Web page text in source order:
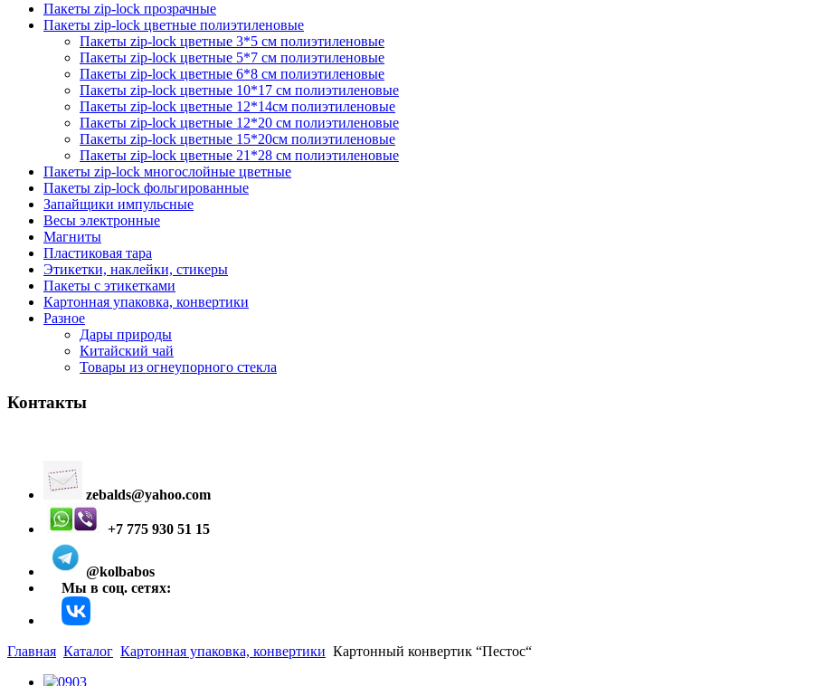
Пакеты zip-lock прозрачные
Пакеты zip-lock цветные полиэтиленовые
Пакеты zip-lock цветные 3*5 см полиэтиленовые
Пакеты zip-lock цветные 5*7 см полиэтиленовые
Пакеты zip-lock цветные 6*8 см полиэтиленовые
Пакеты zip-lock цветные 10*17 см полиэтиленовые
Пакеты zip-lock цветные 12*14см полиэтиленовые
Пакеты zip-lock цветные 12*20 см полиэтиленовые
Пакеты zip-lock цветные 15*20см полиэтиленовые
Пакеты zip-lock цветные 21*28 см полиэтиленовые
Пакеты zip-lock многослойные цветные
Пакеты zip-lock фольгированные
Запайщики импульсные
Весы электронные
Магниты
Пластиковая тара
Этикетки, наклейки, стикеры
Пакеты с этикетками
Картонная упаковка, конвертики
Разное
Дары природы
Китайский чай
Товары из огнеупорного стекла
Контакты
zebalds@yahoo.com
+7 775 930 51 15
@kolbabos
Мы в соц. сетях:
Главная Каталог Картонная упаковка, конвертики Картонный конвертик “Пестос“